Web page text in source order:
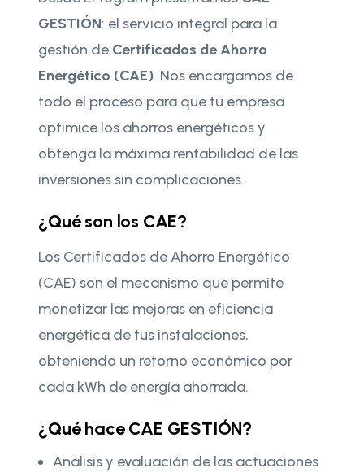
GESTIÓN: el servicio integral para la
gestión de Certificados de Ahorro
Energético (CAE). Nos encargamos de
todo el proceso para que tu empresa
optimice los ahorros energéticos y
obtenga la máxima rentabilidad de las
inversiones sin complicaciones.
¿Qué son los CAE?
Los Certificados de Ahorro Energético
(CAE) son el mecanismo que permite
monetizar las mejoras en eficiencia
energética de tus instalaciones,
obteniendo un retorno económico por
cada kWh de energía ahorrada.
¿Qué hace CAE GESTIÓN?
Análisis y evaluación de las actuaciones